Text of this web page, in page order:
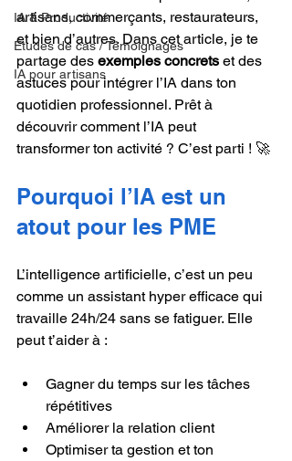
IA & Productivité
Études de cas / Témoignages
IA pour artisans
artisans, commerçants, restaurateurs,
et bien d’autres. Dans cet article, je te
partage des exemples concrets et des
astuces pour intégrer l’IA dans ton
quotidien professionnel. Prêt à
découvrir comment l’IA peut
transformer ton activité ? C’est parti ! 🚀
Pourquoi l’IA est un
atout pour les PME
L’intelligence artificielle, c’est un peu
comme un assistant hyper efficace qui
travaille 24h/24 sans se fatiguer. Elle
peut t’aider à :
Gagner du temps sur les tâches
répétitives
Améliorer la relation client
Optimiser ta gestion et ton